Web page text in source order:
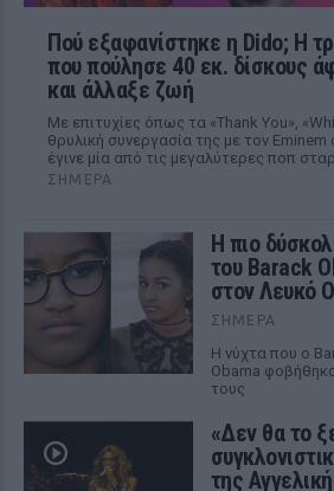
Πού εξαφανίστηκε η Dido; Η
που πούλησε 40 εκ. δίσκους
και άλλαξε ζωή
Με επιτυχίες όπως τα «Thank You»,
θρυλική συνεργασία της με τον Eminem
έγινε μία από τις μεγαλύτερες ποπ
ΣΉΜΕΡΑ
Η πιο
του Barack
στον Λευκό
ΣΉΜΕΡΑ
Η νύχτα που ο
Obama
τους
«Δεν θα το
της